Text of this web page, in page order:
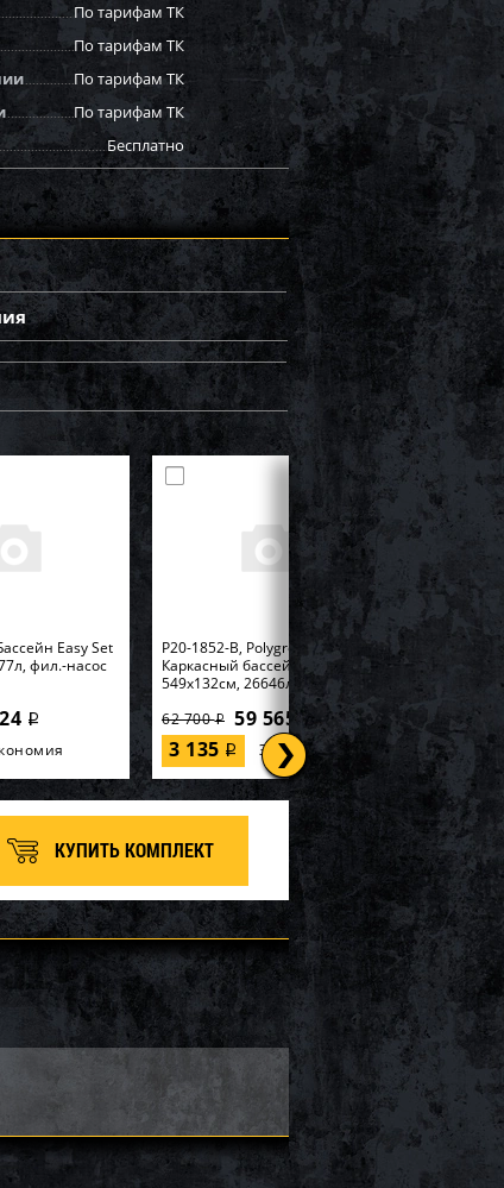
По тарифам ТК
По тарифам ТК
По тарифам ТК
По тарифам ТК
Бесплатно
Easy Set
фил.-насос
i
P20-1852-B, Polygroup,
Каркасный бассейн
549х132см, 26646л...
62 700i 59 565i
3 135 i Экономия
для игры
уп.2
57552, Intex, Надувная
игрушка-наездник 163х86см
"Единорог" до 40кг, от 3 лет...
1 488
КУПИТЬ КОМПЛЕКТ